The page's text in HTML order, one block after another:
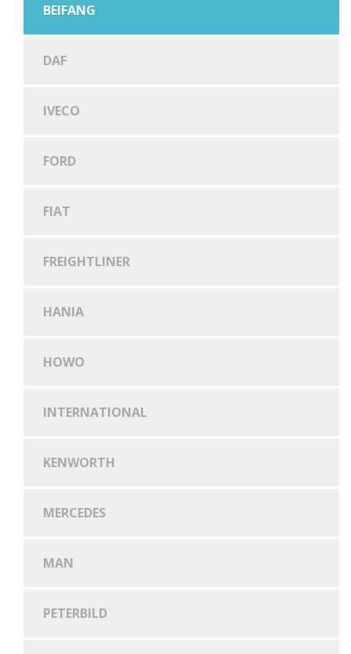
BEIFANG
DAF
IVECO
FORD
FIAT
FREIGHTLINER
HANIA
HOWO
INTERNATIONAL
KENWORTH
MERCEDES
MAN
PETERBILD